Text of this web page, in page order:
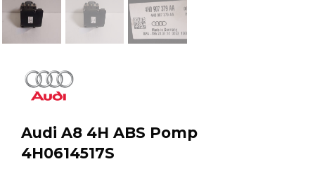
Audi A8 4H ABS Pomp
4H0614517S